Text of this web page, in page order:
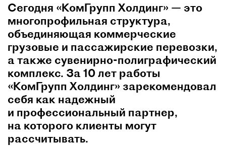
Сегодня «КомГрупп Холдинг» — это
многопрофильная структура,
объединяющая коммерческие
грузовые и пассажирские перевозки,
а также сувенирно-полиграфический
комплекс. За 10 лет работы
«КомГрупп Холдинг» зарекомендовал
себя как надежный
и профессиональный партнер,
на которого клиенты могут
рассчитывать.